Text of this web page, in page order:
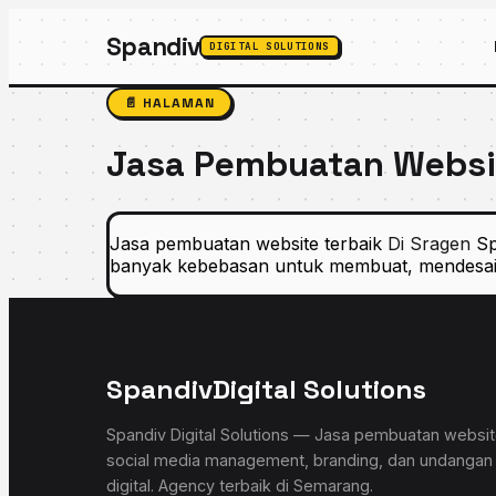
Spandiv DIGITAL SOLUTIONS
Creative &
Solusi produk
200+
5★
Rating
3yr+
💻
Jasa Pembuatan
Website
📣
Social Media
🏢
Profile
Kenali
✉️
Contact
💬
📄 HALAMAN
Jasa Pembuatan
Jasa pembuatan website terbaik Di Sragen
banyak kebebasan untuk membuat,
SpandivDigital Solutions
Spandiv Digital Solutions — Jasa pembuatan
social media management, branding, dan undangan
digital. Agency terbaik di Semarang.